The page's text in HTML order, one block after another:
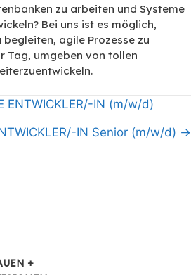
zu arbeiten und Systeme
Bei uns ist es möglich,
agile Prozesse zu
Tag, umgeben von tollen
ENTWICKLER/-IN (m/w/d)
IN Senior (m/w/d) →
+